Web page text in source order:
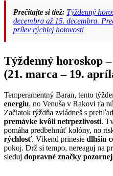
Prečítajte si tiež: Týždenný
decembra až 15. decembra.
prílev rýchlej hotovosti
Týždenný horoskop
(21. marca – 19.
Temperamentný Baran, tento
energiu, no Venuša v Rakovi ťa
Začiatok týždňa zvládneš s
premávke kvôli netrpezlivosti.
pomáha predbehnúť kolóny, no
rýchlosť. Víkend prinesie dlhšiu
pokoj. Drž si tempo, nereaguj na
sleduj dopravné značky